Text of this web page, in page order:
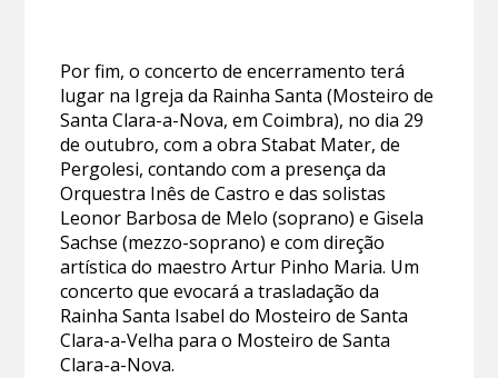
Por fim, o concerto de encerramento terá
lugar na Igreja da Rainha Santa (Mosteiro de
Santa Clara-a-Nova, em Coimbra), no dia 29
de outubro, com a obra Stabat Mater, de
Pergolesi, contando com a presença da
Orquestra Inês de Castro e das solistas
Leonor Barbosa de Melo (soprano) e Gisela
Sachse (mezzo-soprano) e com direção
artística do maestro Artur Pinho Maria. Um
concerto que evocará a trasladação da
Rainha Santa Isabel do Mosteiro de Santa
Clara-a-Velha para o Mosteiro de Santa
Clara-a-Nova.